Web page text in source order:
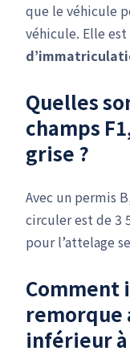
que le véhicule
véhicule. Elle
Quelles
champs
grise ?
Avec un permis
circuler est de 3
pour l’attelage
Comment
remorque
inférieur à